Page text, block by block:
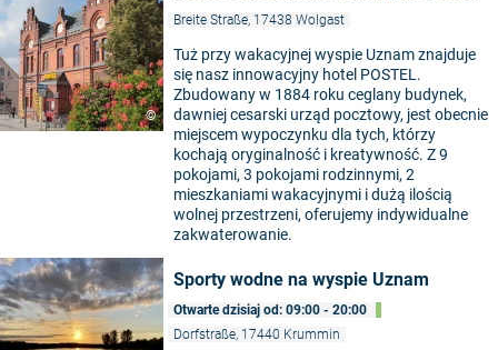
©
Breite Straße, 17438 Wolgast
Tuż przy wakacyjnej wyspie Uznam znajduje
się nasz innowacyjny hotel POSTEL.
Zbudowany w 1884 roku ceglany budynek,
dawniej cesarski urząd pocztowy, jest obecnie
miejscem wypoczynku dla tych, którzy
kochają oryginalność i kreatywność. Z 9
pokojami, 3 pokojami rodzinnymi, 2
mieszkaniami wakacyjnymi i dużą ilością
wolnej przestrzeni, oferujemy indywidualne
zakwaterowanie.
Sporty wodne na wyspie Uznam
Otwarte dzisiaj od: 09:00 - 20:00
Dorfstraße, 17440 Krummin